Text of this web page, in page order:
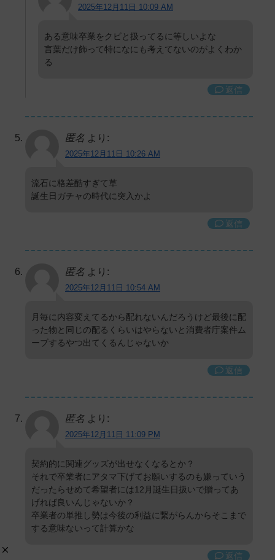
2025年12月11日 10:09 AM
ある意味卒業をクビと扱ってるに等しいよな
言葉だけ飾って特になにも考えてないのがよくわか
る
返信
匿名 より:
2025年12月11日 10:26 AM
流石に格差酷すぎて草
誕生日ガチャの時代に突入かよ
返信
匿名 より:
2025年12月11日 10:54 AM
月毎に内容変えてるから配れないんだろうけど最後に配
った物と同じの配るくらいはやらないと消費者庁案件ム
ーブするやつ出てくるんじゃないか
返信
匿名 より:
2025年12月11日 11:09 PM
契約的に関連グッズが出せなくなるとか？
それで卒業者にアタマ下げてお願いするのも嫌っていう
だったらせめて希望者には12月誕生日扱いで贈ってあ
げれば良いんじゃないか？
卒業者の単推し勢は今後の利益に繋がらんからそこまで
する意味ないって計算かな
返信